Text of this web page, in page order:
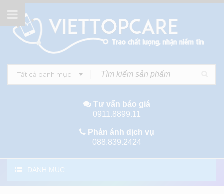
Tất cả danh mục
Tư vấn báo giá
0911.8899.11
Phản ánh dịch vụ
088.839.2424
DANH MỤC